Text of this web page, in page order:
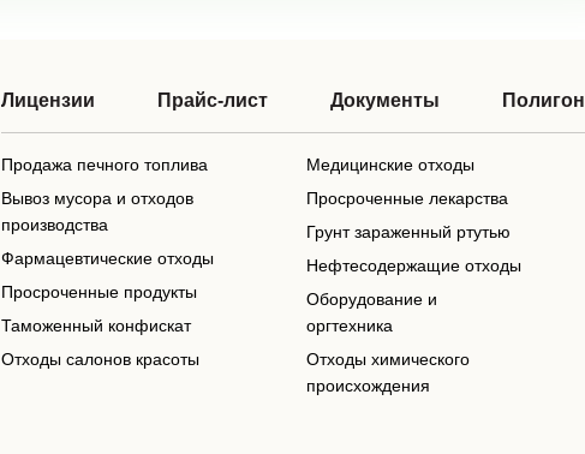
Лицензии Прайс-лист Документы Полигон
Продажа печного топлива
Вывоз мусора и отходов
производства
Фармацевтические отходы
Просроченные продукты
Таможенный конфискат
Отходы салонов красоты
Медицинские отходы
Просроченные лекарства
Грунт зараженный ртутью
Нефтесодержащие отходы
Оборудование и
оргтехника
Отходы химического
происхождения